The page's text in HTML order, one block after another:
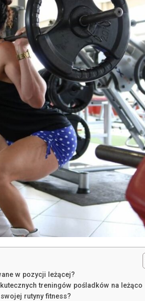
w pozycji leżącej?
treningów pośladków na leżąco
rutyny fitness?